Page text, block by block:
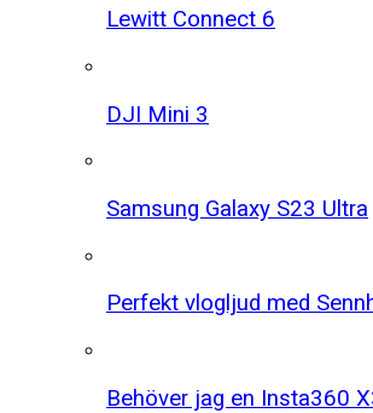
Lewitt Connect 6
DJI Mini 3
Samsung Galaxy S23 Ultra
Perfekt vlogljud med
Behöver jag en Insta360